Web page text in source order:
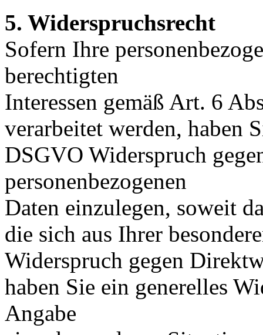
5. Widerspruchsrecht
Sofern Ihre
berechtigten
Interessen gemäß Art. 6
verarbeitet werden, haben
DSGVO Widerspruch
personenbezogenen
Daten einzulegen, soweit
die sich aus Ihrer
Widerspruch gegen
haben Sie ein generelles
Angabe